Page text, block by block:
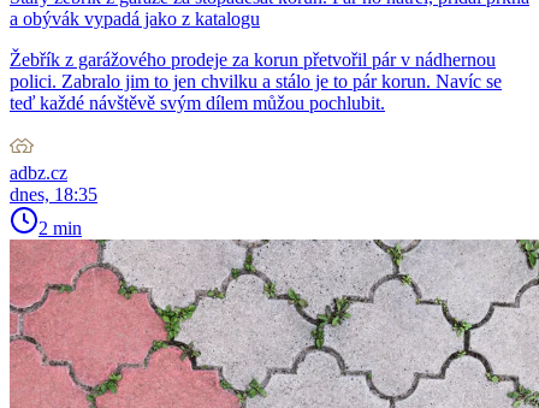
a obývák vypadá jako z katalogu
Žebřík z garážového prodeje za korun přetvořil pár v nádhernou
polici. Zabralo jim to jen chvilku a stálo je to pár korun. Navíc se
teď každé návštěvě svým dílem můžou pochlubit.
adbz.cz
dnes, 18:35
2 min